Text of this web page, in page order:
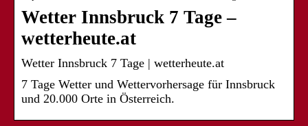
Wetter Innsbruck 7 Tage –
wetterheute.at
Wetter Innsbruck 7 Tage | wetterheute.at
7 Tage Wetter und Wettervorhersage für Innsbruck
und 20.000 Orte in Österreich.